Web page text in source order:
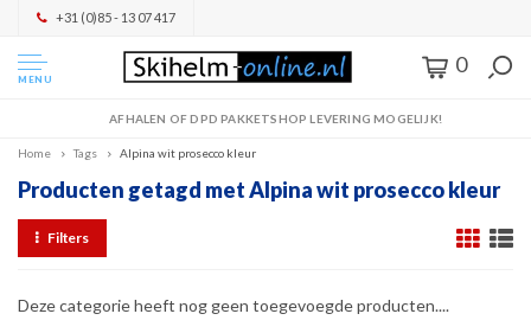
+31 (0)85 - 13 07 417
MENU
0
AFHALEN OF DPD PAKKETSHOP LEVERING MOGELIJK!
Home Tags Alpina wit prosecco kleur
Producten getagd met Alpina wit prosecco kleur
Filters
Deze categorie heeft nog geen toegevoegde producten....